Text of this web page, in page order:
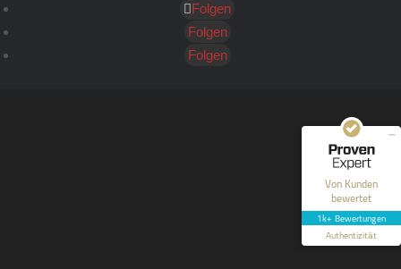
Folgen
Folgen
Folgen
Von Kunden
bewertet
1k+ Bewertungen
Authentizität
Kundenbewertungen und Erfahrungen zu
SEHR GUT
40
Bewertungen auf
ProvenExpert.com
Blick aufs ProvenExpert-Profil werfen